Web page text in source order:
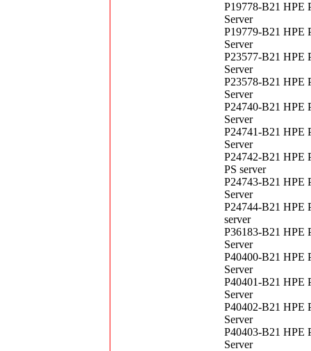
P19778-B21 HPE
Server
P19779-B21 HPE
Server
P23577-B21 HPE
Server
P23578-B21 HPE
Server
P24740-B21 HPE
Server
P24741-B21 HPE
Server
P24742-B21 HPE
PS server
P24743-B21 HPE
Server
P24744-B21 HPE
server
P36183-B21 HPE
Server
P40400-B21 HPE
Server
P40401-B21 HPE
Server
P40402-B21 HPE
Server
P40403-B21 HPE
Server